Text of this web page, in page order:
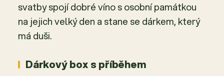
svatby spojí dobré víno s osobní památkou
na jejich velký den a stane se dárkem, který
má duši.
Dárkový box s příběhem